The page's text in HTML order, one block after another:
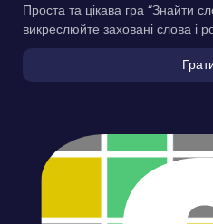
Проста та цікава гра “Знайти
викреслюйте заховані слова і